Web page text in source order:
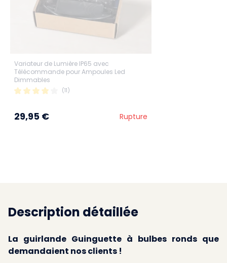
Variateur de Lumière IP65 avec
Télécommande pour Ampoules Led
Dimmables
(11)
29,95 € Rupture
Description détaillée
La guirlande Guinguette à bulbes ronds que
demandaient nos clients !